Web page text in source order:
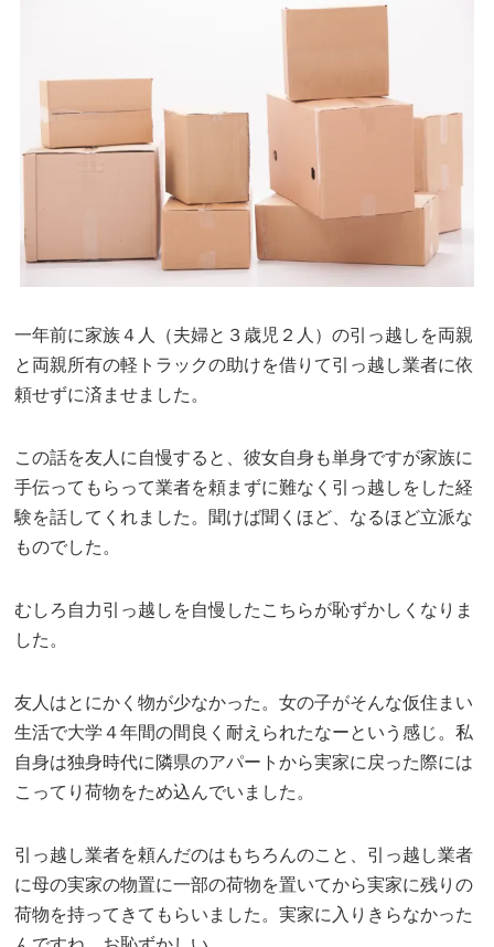
一年前に家族４人（夫婦と３歳児２人）の引っ越しを両親
と両親所有の軽トラックの助けを借りて引っ越し業者に依
頼せずに済ませました。
この話を友人に自慢すると、彼女自身も単身ですが家族に
手伝ってもらって業者を頼まずに難なく引っ越しをした経
験を話してくれました。聞けば聞くほど、なるほど立派な
ものでした。
むしろ自力引っ越しを自慢したこちらが恥ずかしくなりま
した。
友人はとにかく物が少なかった。女の子がそんな仮住まい
生活で大学４年間の間良く耐えられたなーという感じ。私
自身は独身時代に隣県のアパートから実家に戻った際には
こってり荷物をため込んでいました。
引っ越し業者を頼んだのはもちろんのこと、引っ越し業者
に母の実家の物置に一部の荷物を置いてから実家に残りの
荷物を持ってきてもらいました。実家に入りきらなかった